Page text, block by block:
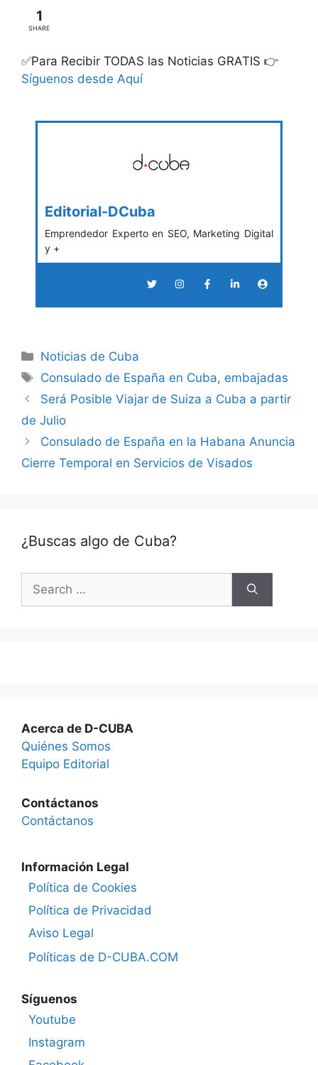
1
SHARE
✅Para Recibir TODAS las Noticias GRATIS 👉
Síguenos desde Aquí
Editorial-DCuba
Emprendedor Experto en SEO, Marketing Digital
y +
Categories
Noticias de Cuba
Tags
Consulado de España en Cuba, embajadas
Será Posible Viajar de Suiza a Cuba a partir
de Julio
Consulado de España en la Habana Anuncia
Cierre Temporal en Servicios de Visados
¿Buscas algo de Cuba?
for:
Acerca de D-CUBA
Quiénes Somos
Equipo Editorial
Contáctanos
Contáctanos
Información Legal
Política de Cookies
Política de Privacidad
Aviso Legal
Políticas de D-CUBA.COM
Síguenos
Youtube
Instagram